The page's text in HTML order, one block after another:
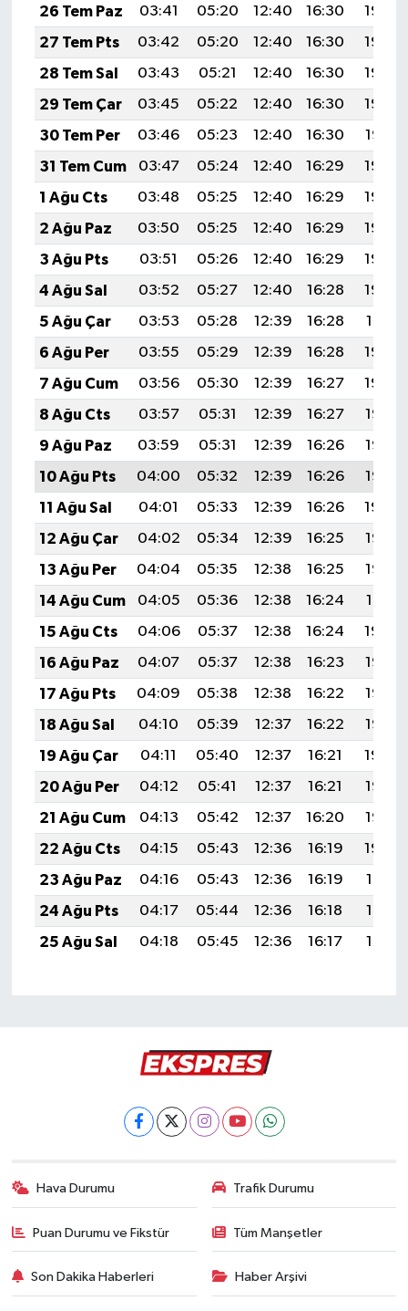
26 Tem Paz
03:41 05:20 12:40 16:30
19:50
27 Tem Pts
03:42 05:20 12:40 16:30
19:49
28 Tem Sal
03:43 05:21 12:40 16:30
19:49
29 Tem Çar
03:45 05:22 12:40 16:30
19:48
30 Tem Per
03:46 05:23 12:40 16:30
19:47
31 Tem Cum
03:47 05:24 12:40 16:29
19:46
1 Ağu Cts
03:48 05:25 12:40 16:29
19:45
2 Ağu Paz
03:50 05:25 12:40 16:29
19:44
3 Ağu Pts
03:51 05:26 12:40 16:29
19:43
4 Ağu Sal
03:52 05:27 12:40 16:28
19:42
5 Ağu Çar
03:53 05:28 12:39 16:28
19:41
6 Ağu Per
03:55 05:29 12:39 16:28
19:40
7 Ağu Cum
03:56 05:30 12:39 16:27
19:39
8 Ağu Cts
03:57 05:31 12:39 16:27
19:38
9 Ağu Paz
03:59 05:31 12:39 16:26
19:37
10 Ağu Pts
04:00 05:32 12:39 16:26
19:35
11 Ağu Sal
04:01 05:33 12:39 16:26
19:34
12 Ağu Çar
04:02 05:34 12:39 16:25
19:33
13 Ağu Per
04:04 05:35 12:38 16:25
19:32
14 Ağu Cum
04:05 05:36 12:38 16:24
19:31
15 Ağu Cts
04:06 05:37 12:38 16:24
19:29
16 Ağu Paz
04:07 05:37 12:38 16:23
19:28
17 Ağu Pts
04:09 05:38 12:38 16:22
19:27
18 Ağu Sal
04:10 05:39 12:37 16:22
19:26
19 Ağu Çar
04:11 05:40 12:37 16:21
19:24
20 Ağu Per
04:12 05:41 12:37 16:21
19:23
21 Ağu Cum
04:13 05:42 12:37 16:20
19:22
22 Ağu Cts
04:15 05:43 12:36 16:19
19:20
23 Ağu Paz
04:16 05:43 12:36 16:19
19:19
24 Ağu Pts
04:17 05:44 12:36 16:18
19:17
25 Ağu Sal
04:18 05:45 12:36 16:17 19:16
Hava Durumu Trafik Durumu
Puan Durumu ve Fikstür Tüm Manşetler
Son Dakika Haberleri Haber Arşivi
Politika
Resmi İlan
Rüya Tabirleri
Sağlık
Şaphane
Simav
Siyaset
Spor
Tavşanlı
Teknoloji
Türkiye
Video Galeri
Yaşam
Yemek Tarifleri